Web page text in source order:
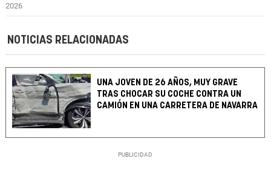
2026
NOTICIAS RELACIONADAS
UNA JOVEN DE 26 AÑOS, MUY GRAVE
TRAS CHOCAR SU COCHE CONTRA UN
CAMIÓN EN UNA CARRETERA DE NAVARRA